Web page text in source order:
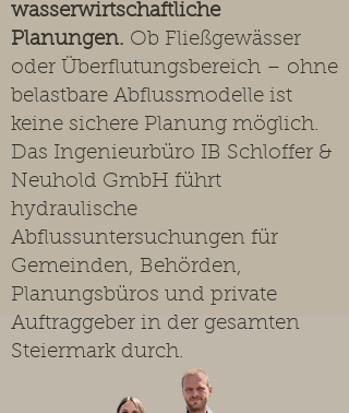
wasserwirtschaftliche
Planungen. Ob Fließgewässer
oder Überflutungsbereich – ohne
belastbare Abflussmodelle ist
keine sichere Planung möglich.
Das Ingenieurbüro IB Schloffer &
Neuhold GmbH führt
hydraulische
Abflussuntersuchungen für
Gemeinden, Behörden,
Planungsbüros und private
Auftraggeber in der gesamten
Steiermark durch.